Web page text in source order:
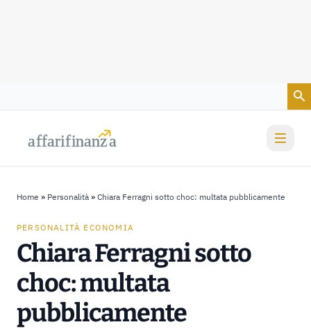
affarifinanza
affarifinanza
Home » Personalità » Chiara Ferragni sotto choc: multata pubblicamente
PERSONALITÀ ECONOMIA
Chiara Ferragni sotto
choc: multata
pubblicamente